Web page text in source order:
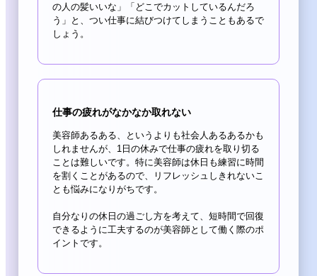
の人の髪いいな」「どこでカットしているんだろ
う」と、つい仕事に結びつけてしまうこともあるで
しょう。
仕事の疲れがなかなか取れない
美容師あるある、というよりも社会人あるあるかも
しれませんが、1日の休みで仕事の疲れを取り切る
ことは難しいです。特に美容師は休日も練習に時間
を割くことがあるので、リフレッシュしきれないこ
とも悩みになりがちです。
自分なりの休日の過ごし方を考えて、短時間で回復
できるように工夫するのが美容師として働く際のポ
イントです。